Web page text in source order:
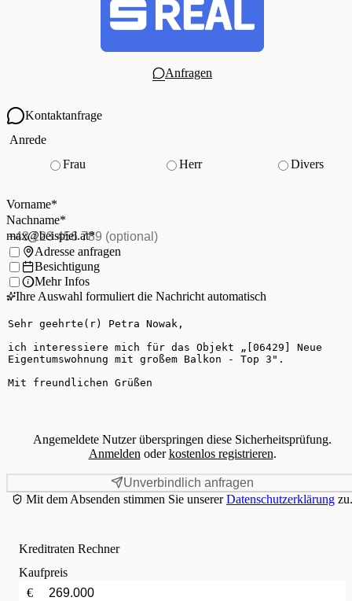
Anfragen
Kontaktanfrage
Ihre Kontaktdaten
Anrede
Frau
Herr
Divers
Vorname*
Nachname
Nachname*
E-Mail*(Pflichtfeld)
max@beispiel.at*
Telefon(optional)
Ich möchte:Adresse anfragen
Besichtigung
Mehr Infos
Ihre Auswahl formuliert die Nachricht automatisch
Ihre Nachricht
Angemeldete Nutzer überspringen diese Sicherheitsprüfung.
Anmelden oderkostenlos registrieren.
Unverbindlich anfragen
Mit dem Absenden stimmen Sie unsererDatenschutzerklärung zu.
Kreditraten Rechner
Kaufpreis
€